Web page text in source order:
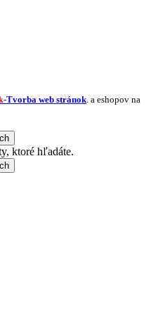
-Tvorba web stránok . a eshopov na
ktoré hľadáte.